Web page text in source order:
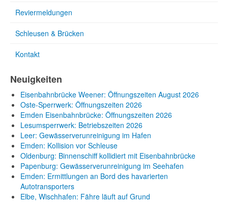
Reviermeldungen
Schleusen & Brücken
Kontakt
Neuigkeiten
Eisenbahnbrücke Weener: Öffnungszeiten August 2026
Oste-Sperrwerk: Öffnungszeiten 2026
Emden Eisenbahnbrücke: Öffnungszeiten 2026
Lesumsperrwerk: Betriebszeiten 2026
Leer: Gewässerverunreinigung im Hafen
Emden: Kollision vor Schleuse
Oldenburg: Binnenschiff kollidiert mit Eisenbahnbrücke
Papenburg: Gewässerverunreinigung im Seehafen
Emden: Ermittlungen an Bord des havarierten
Autotransporters
Elbe, Wischhafen: Fähre läuft auf Grund